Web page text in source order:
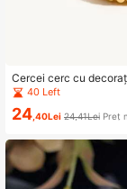
Cercei cerc cu
ele40 Left
24 ,40Lei 24,41LeiPreț